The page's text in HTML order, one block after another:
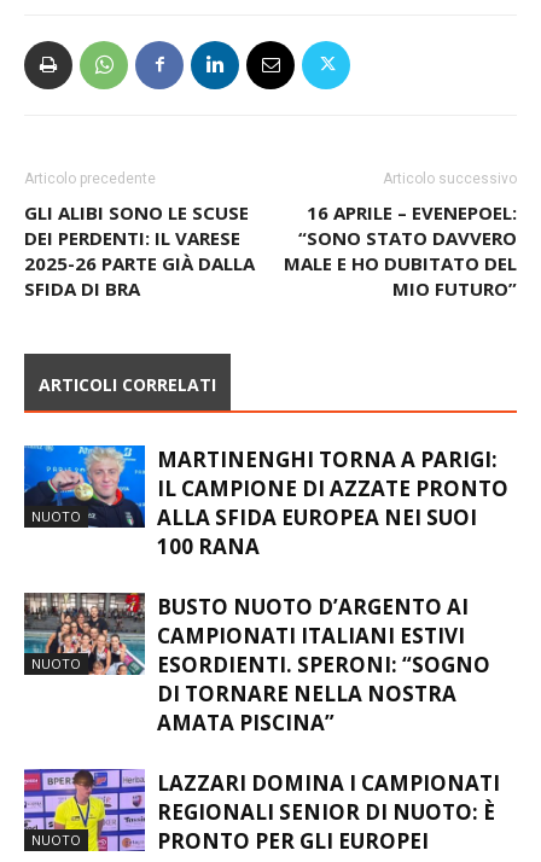
Articolo precedente
GLI ALIBI SONO LE SCUSE
DEI PERDENTI: IL VARESE
2025-26 PARTE GIÀ DALLA
SFIDA DI BRA
Articolo successivo
16 APRILE – EVENEPOEL:
“SONO STATO DAVVERO
MALE E HO DUBITATO DEL
MIO FUTURO”
ARTICOLI CORRELATI
NUOTO
MARTINENGHI TORNA A PARIGI:
IL CAMPIONE DI AZZATE PRONTO
ALLA SFIDA EUROPEA NEI SUOI
100 RANA
NUOTO
BUSTO NUOTO D’ARGENTO AI
CAMPIONATI ITALIANI ESTIVI
ESORDIENTI. SPERONI: “SOGNO
DI TORNARE NELLA NOSTRA
AMATA PISCINA”
NUOTO
LAZZARI DOMINA I CAMPIONATI
REGIONALI SENIOR DI NUOTO: È
PRONTO PER GLI EUROPEI